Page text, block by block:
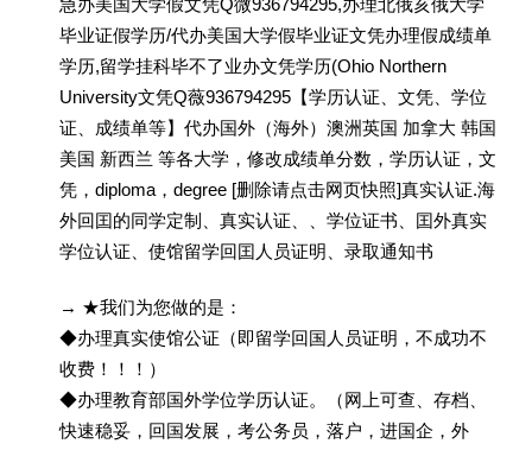
急办美国大学假文凭Q微936794295,办理北俄亥俄大学
毕业证假学历/代办美国大学假毕业证文凭办理假成绩单
学历,留学挂科毕不了业办文凭学历(Ohio Northern
University文凭Q薇936794295【学历认证、文凭、学位
证、成绩单等】代办国外（海外）澳洲英国 加拿大 韩国
美国 新西兰 等各大学，修改成绩单分数，学历认证，文
凭，diploma，degree [删除请点击网页快照]真实认证.海
外回囯的同学定制、真实认证、、学位证书、囯外真实
学位认证、使馆留学回囯人员证明、录取通知书
→ ★我们为您做的是：
◆办理真实使馆公证（即留学回国人员证明，不成功不
收费！！！）
◆办理教育部国外学位学历认证。（网上可查、存档、
快速稳妥，回国发展，考公务员，落户，进国企，外